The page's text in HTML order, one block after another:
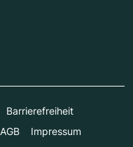
Barrierefreiheit
AGB Impressum